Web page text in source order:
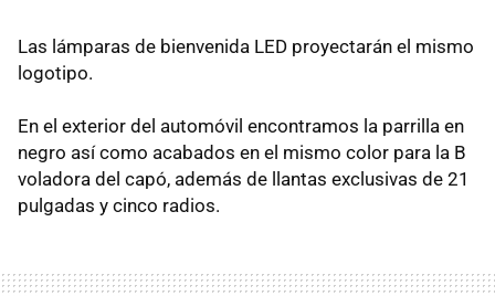
Las lámparas de bienvenida LED proyectarán el mismo
logotipo.
En el exterior del automóvil encontramos la parrilla en
negro así como acabados en el mismo color para la B
voladora del capó, además de llantas exclusivas de 21
pulgadas y cinco radios.